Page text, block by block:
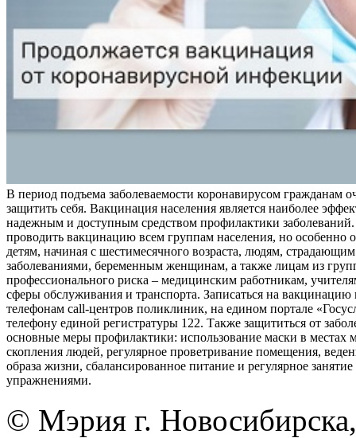
В период подъема заболеваемости коронавирусом гражданам
защитить себя. Вакцинация населения является наиболее
надежным и доступным средством профилактики заболеваний.
проводить вакцинацию всем группам населения, но особенно
детям, начиная с шестимесячного возраста, людям,
заболеваниями, беременным женщинам, а также лицам из
профессионального риска – медицинским работникам,
сферы обслуживания и транспорта. Записаться на
телефонам call-центров поликлиник, на едином портале
телефону единой регистратуры 122. Также защититься от
основные меры профилактики: использование маски в местах
скопления людей, регулярное проветривание помещения,
образа жизни, сбалансированное питание и регулярное
упражнениями.
© Мэрия г.